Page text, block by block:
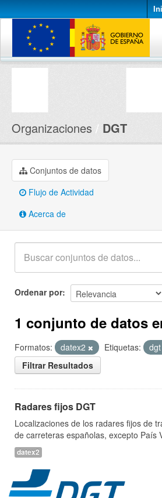
Conjuntos de datos
Organizaciones DGT
Conjuntos de datos
Flujo de Actividad
Acerca de
Ordenar por
1 conjunto de datos
Formatos: datex2 Etiquetas: dgt
Filtrar Resultados
Radares fijos DGT
Localizaciones de los radares fijos de
de carreteras españolas, excepto País
datex2